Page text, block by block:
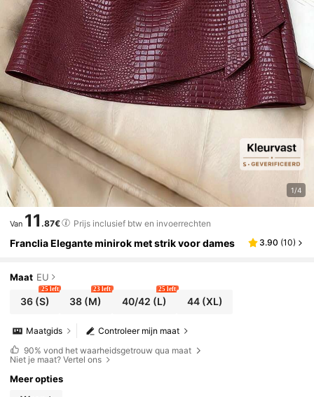
1/4
Van 11 .87€ Prijs inclusief btw en invoerrechten
Franclia Elegante minirok met strik voor dames 3.90 (10)
Maat EU
36(S)
25 left
38 (M)
23 left
40/42 (L)
25 left
44(XL)
Controleer mijn maat
Maatgids
90% vond het waarheidsgetrouw qua maat
Niet je maat? Vertel ons
Meer opties